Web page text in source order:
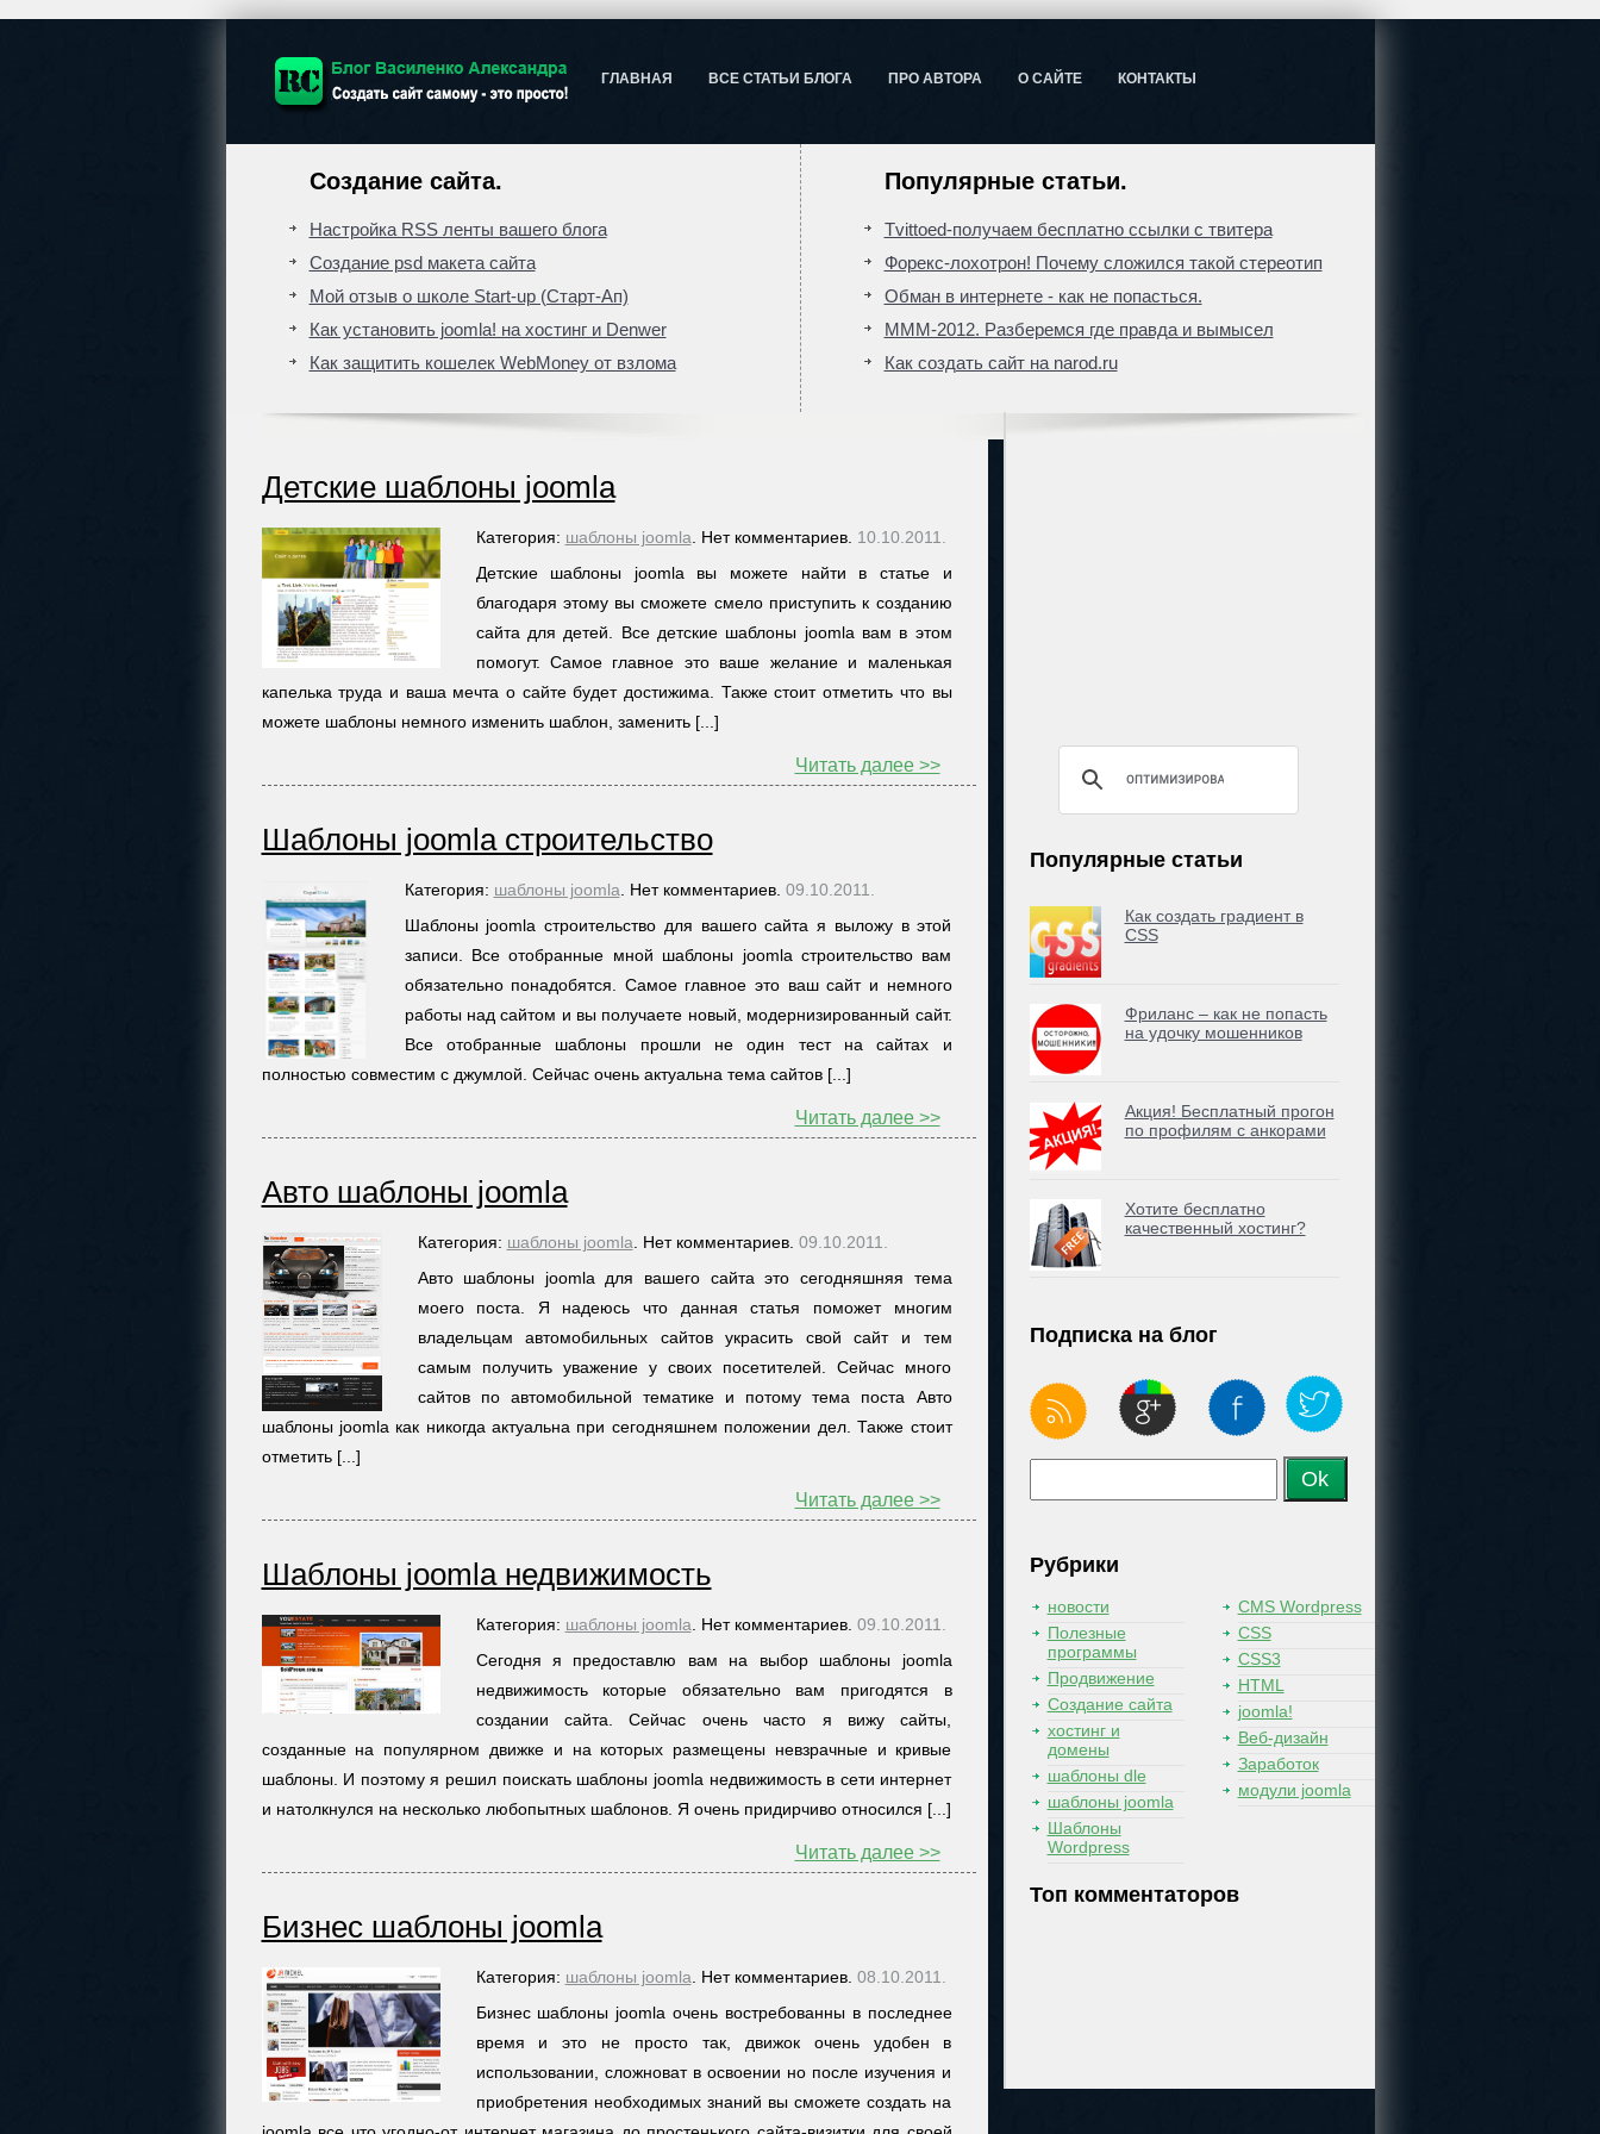
КОНТАКТЫ
О САЙТЕ
ПРО АВТОРА
ВСЕ СТАТЬИ БЛОГА
ГЛАВНАЯ
Создание сайта.
Настройка RSS ленты вашего блога
Создание psd макета сайта
Мой отзыв о школе Start-up (Старт-Ап)
Как установить joomla! на хостинг и Denwer
Как защитить кошелек WebMoney от взлома
Популярные статьи.
Tvittoed-получаем бесплатно ссылки с твитера
Форекс-лохотрон! Почему сложился такой стереотип
Обман в интернете - как не попасться.
МММ-2012. Разберемся где правда и вымысел
Как создать сайт на narod.ru
Детские шаблоны joomla
Категория: шаблоны joomla . Нет комментариев. 10.10.2011.
Детские шаблоны joomla вы можете найти в статье и
благодаря этому вы сможете смело приступить к созданию
сайта для детей. Все детские шаблоны joomla вам в этом
помогут. Самое главное это ваше желание и маленькая
капелька труда и ваша мечта о сайте будет достижима. Также стоит отметить что вы
можете шаблоны немного изменить шаблон, заменить [...]
Читать далее >>
Шаблоны joomla строительство
Категория: шаблоны joomla . Нет комментариев. 09.10.2011.
Шаблоны joomla строительство для вашего сайта я выложу в этой
записи. Все отобранные мной шаблоны joomla строительство вам
обязательно понадобятся. Самое главное это ваш сайт и немного
работы над сайтом и вы получаете новый, модернизированный сайт.
Все отобранные шаблоны прошли не один тест на сайтах и
полностью совместим с джумлой. Сейчас очень актуальна тема сайтов [...]
Читать далее >>
Авто шаблоны joomla
Категория: шаблоны joomla . Нет комментариев. 09.10.2011.
Авто шаблоны joomla для вашего сайта это сегодняшняя тема
моего поста. Я надеюсь что данная статья поможет многим
владельцам автомобильных сайтов украсить свой сайт и тем
самым получить уважение у своих посетителей. Сейчас много
сайтов по автомобильной тематике и потому тема поста Авто
шаблоны joomla как никогда актуальна при сегодняшнем положении дел. Также стоит
отметить [...]
Читать далее >>
Шаблоны joomla недвижимость
Категория: шаблоны joomla . Нет комментариев. 09.10.2011.
Сегодня я предоставлю вам на выбор шаблоны joomla
недвижимость которые обязательно вам пригодятся в
создании сайта. Сейчас очень часто я вижу сайты,
созданные на популярном движке и на которых размещены невзрачные и кривые
шаблоны. И поэтому я решил поискать шаблоны joomla недвижимость в сети интернет
и натолкнулся на несколько любопытных шаблонов. Я очень придирчиво относился [...]
Читать далее >>
Бизнес шаблоны joomla
Категория: шаблоны joomla . Нет комментариев. 08.10.2011.
Бизнес шаблоны joomla очень востребованны в последнее
время и это не просто так, движок очень удобен в
использовании, сложноват в освоении но после изучения и
приобретения необходимых знаний вы сможете создать на
Популярные статьи
Как создать градиент в
CSS
Фриланс – как не попасть
на удочку мошенников
Акция! Бесплатный прогон
по профилям с анкорами
Хотите бесплатно
качественный хостинг?
Подписка на блог
Рубрики
CMS Wordpress
CSS
CSS3
HTML
joomla!
Веб-дизайн
Заработок
модули joomla
новости
Полезные
программы
Продвижение
Создание сайта
хостинг и
домены
шаблоны dle
шаблоны joomla
Шаблоны
Wordpress
Топ комментаторов